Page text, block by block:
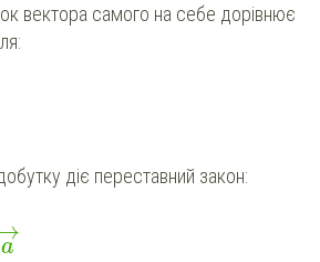
вектора самого на себе дорівнює
діє переставний закон:
a